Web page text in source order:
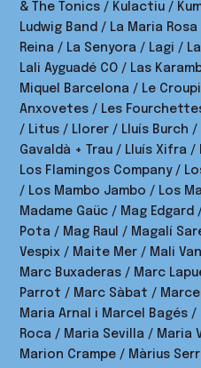
& The Tonics / Kulactiu /
Ludwig Band / La Maria
Reina / La Senyora / Lagi /
Lali Ayguadé CO / Las
Miquel Barcelona / Le
Anxovetes / Les
/ Litus / Llorer / Lluís Burch /
Gavaldà + Trau / Lluís Xifra
Los Flamingos Company /
/ Los Mambo Jambo / Los
Madame Gaüc / Mag
Pota / Mag Raul / Magalí
Vespix / Maite Mer / Mali
Marc Buxaderas / Marc
Parrot / Marc Sàbat /
Maria Arnal i Marcel Bagés
Roca / Maria Sevilla / Maria
Marion Crampe / Màrius